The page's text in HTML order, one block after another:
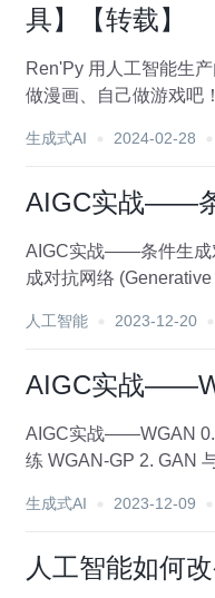
具】【转载】
Ren'Py 用人工智能生产内容！最近抖音上赵本山、范伟读英语、外国人讲故事……这些都是人工智能的视频获得百万阅读量！ 自己
生成式AI 2024-02-28
AIGC实战——条
AIGC实战——条件生成对抗网络 0. 前言 1. CGAN架构 2. 模型训练 3. CGAN 分析 小结 系列链
成对抗网络
人工智能 2023-12-20
AIGC实战
AIGC实战——WGAN 0. 前言 1. WGAN-GP 1.1 Wasserstein 损失 1.2 Lipschitz 约束 1.3 强制 Lipschitz 约束 1.4 梯度惩罚损失 1.5 训
练 WGAN-GP 2.
生成式AI 2023-12-09
人工智能如何